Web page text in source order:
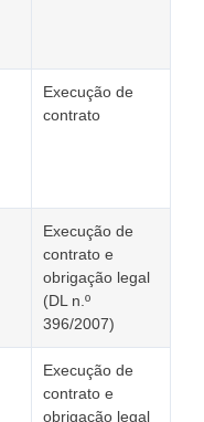
Execução de
contrato
Execução de
contrato e
obrigação legal
(DL n.º
396/2007)
Execução de
contrato e
obrigação legal